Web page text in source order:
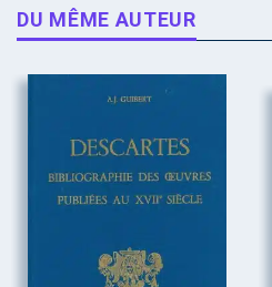
DU MÊME AUTEUR